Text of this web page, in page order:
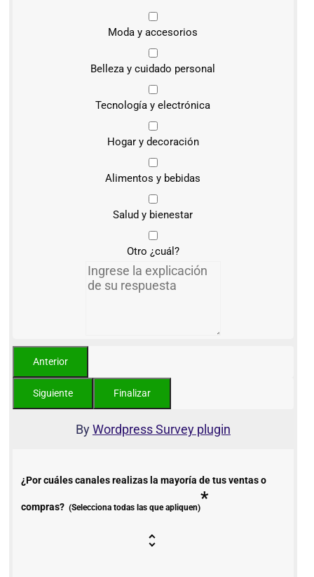
Moda y accesorios
Belleza y cuidado personal
Tecnología y electrónica
Hogar y decoración
Alimentos y bebidas
Salud y bienestar
Otro ¿cuál?
ByWordpress Survey plugin
¿Por cuáles canales realizas la mayoría de tus ventas o
compras? (Selecciona todas las que apliquen)*